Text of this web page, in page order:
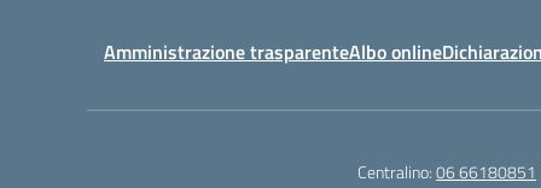
Amministrazione trasparenteAlbo online
Centralino:06 66180851